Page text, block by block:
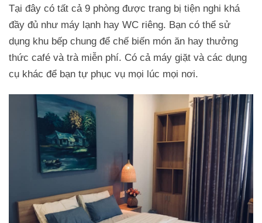
Tại đây có tất cả 9 phòng được trang bị tiện nghi khá
đầy đủ như máy lạnh hay WC riêng. Bạn có thể sử
dụng khu bếp chung để chế biến món ăn hay thưởng
thức café và trà miễn phí. Có cả máy giặt và các dụng
cụ khác để bạn tự phục vụ mọi lúc mọi nơi.